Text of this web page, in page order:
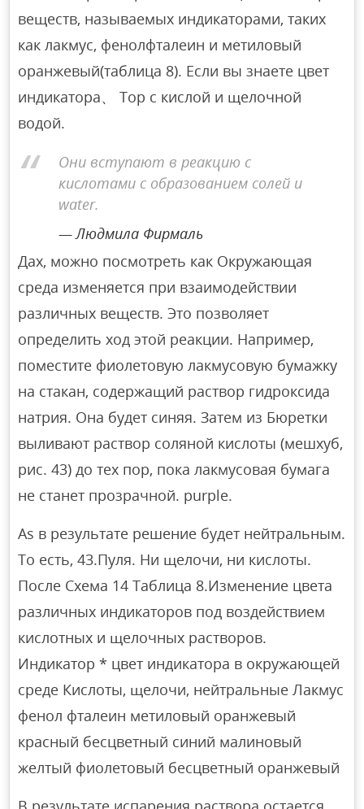
веществ, называемых индикаторами, таких
как лакмус, фенолфталеин и метиловый
оранжевый(таблица 8). Если вы знаете цвет
индикатора、 Тор с кислой и щелочной
водой.
Они вступают в реакцию с
кислотами с образованием солей и
water.
Людмила Фирмаль
Дах, можно посмотреть как Окружающая
среда изменяется при взаимодействии
различных веществ. Это позволяет
определить ход этой реакции. Например,
поместите фиолетовую лакмусовую бумажку
на стакан, содержащий раствор гидроксида
натрия. Она будет синяя. Затем из Бюретки
выливают раствор соляной кислоты (мешхуб,
рис. 43) до тех пор, пока лакмусовая бумага
не станет прозрачной. purple.
As в результате решение будет нейтральным.
То есть, 43.Пуля. Ни щелочи, ни кислоты.
После Схема 14 Таблица 8.Изменение цвета
различных индикаторов под воздействием
кислотных и щелочных растворов.
Индикатор * цвет индикатора в окружающей
среде Кислоты, щелочи, нейтральные Лакмус
фенол фталеин метиловый оранжевый
красный бесцветный синий малиновый
желтый фиолетовый бесцветный оранжевый